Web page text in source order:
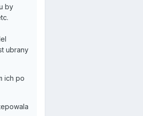
by
ubrany
ich po